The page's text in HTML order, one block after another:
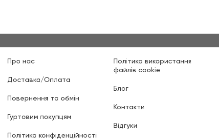
Про нас
Доставка/Оплата
Повернення та обмін
Гуртовим покупцям
Політика конфіденційності
Політика використання
файлів cookie
Блог
Контакти
Відгуки